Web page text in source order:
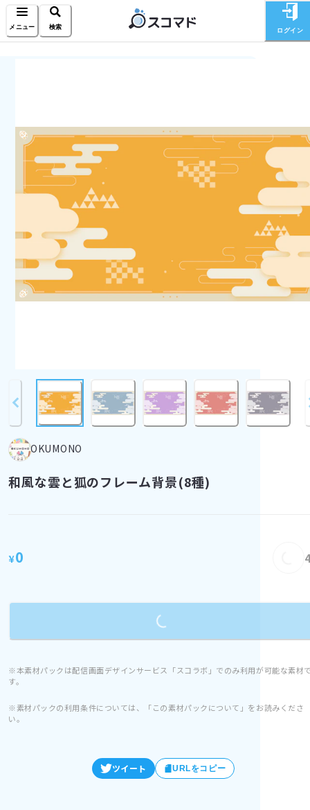
メニュー 検索 ログイン
OKUMONO
和風な雲と狐のフレーム背景(8種)
¥0
Loading...
※本素材パックは配信画面デザインサービス「スコラボ」でのみ利用が可能な素材
す。
※素材パックの利用条件については、「この素材パックについて」をお読みくださ
い。
ツイート URLをコピー